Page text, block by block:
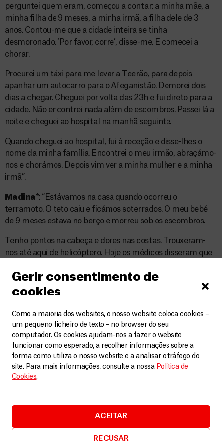
Gerir consentimento de
cookies
Como a maioria dos websites, o nosso website coloca cookies –
um pequeno ficheiro de texto – no browser do seu
computador. Os cookies ajudam-nos a fazer o website
funcionar como esperado, a recolher informações sobre a
forma como utiliza o nosso website e a analisar o tráfego do
site. Para mais informações, consulte a nossa Política de
Cookies.
ACEITAR
RECUSAR
perguntei quem eram, começou a contar: a minha mãe, a
minha filha de 9 meses, a minha irmã, a filha dele de 3
anos. Contou-me que a cidade inteira se tinha
desmoronado. ‘Por favor, corre’, disse-me. E comecei a
chorar.
Procurei um táxi para me levar a Teerão, para depois
apanhar um autocarro para o Afeganistão. Demorei dois
dias a chegar. Cheguei por volta das 23h e fui direto para a
cidade. Não encontrei nada além de escombros. Passei lá a
noite e cheguei ao hospital na manhã seguinte.
Quando cheguei ao hospital, fui à receção e disse-lhes o
nome da minha família. Encontrei o meu irmão, abraçámo-
nos e chorámos. Depois vim ver a minha mulher e a minha
irmã”.
Madina*: “Estávamos na casa quando ocorreu o
terramoto. O teto caiu e ficámos soterrados. O meu bebé
de 9 meses estava no berço e morreu sob os escombros.
Tenho pontos na cabeça e dores nas costas. Trouxeram-
nos até aqui de helicóptero. Hoje os médicos disseram que
muito frio na nossa cidade e uma tenda não nos servirá de
Sangin